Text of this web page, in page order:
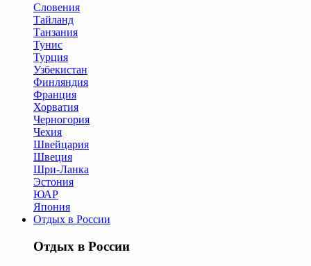
Словения
Тайланд
Танзания
Тунис
Турция
Узбекистан
Финляндия
Франция
Хорватия
Черногория
Чехия
Швейцария
Швеция
Шри-Ланка
Эстония
ЮАР
Япония
Отдых в России
Отдых в России